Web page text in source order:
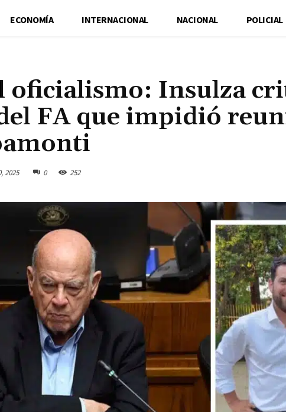
ECONOMÍA INTERNACIONAL NACIONAL POLICIAL
oficialismo: Insulza
FA que impidió
2025 0 252